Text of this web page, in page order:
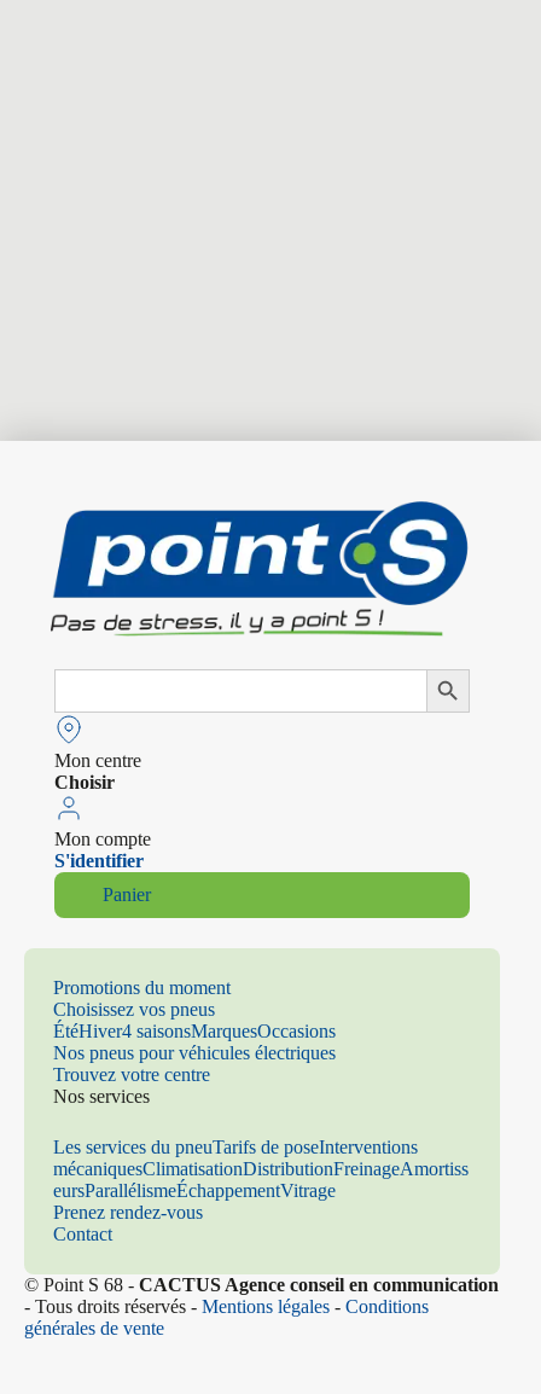
Search
Search Button
Mon centre
Choisir
Mon compte
S'identifier
Panier
Promotions du moment
Choisissez vos pneus
ÉtéHiver4 saisonsMarquesOccasions
Nos pneus pour véhicules électriques
Trouvez votre centre
Nos services
Les services du pneuTarifs de poseInterventions
mécaniquesClimatisationDistributionFreinageAmortiss
eursParallélismeÉchappementVitrage
Prenez rendez-vous
Contact
© Point S 68 - CACTUS Agence conseil en communication
- Tous droits réservés - Mentions légales - Conditions
générales de vente